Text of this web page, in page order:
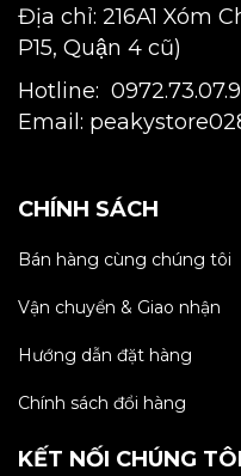
Địa chỉ: 216A1 Xóm
P15, Quận 4 cũ)
Hotline:
Email:
CHÍNH SÁCH
Bán hàng cùng chúng tôi
Vận chuyển & Giao nhận
Hướng dẫn đặt hàng
Chính sách đổi hàng
KẾT NỐI CHÚNG TÔI